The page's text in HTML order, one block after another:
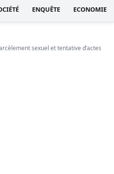
ENQUÊTE ECONOMIE
sexuel et tentative d’actes